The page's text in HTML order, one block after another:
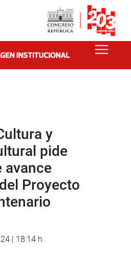
y
pide
avance
Proyecto
| 18:14 h